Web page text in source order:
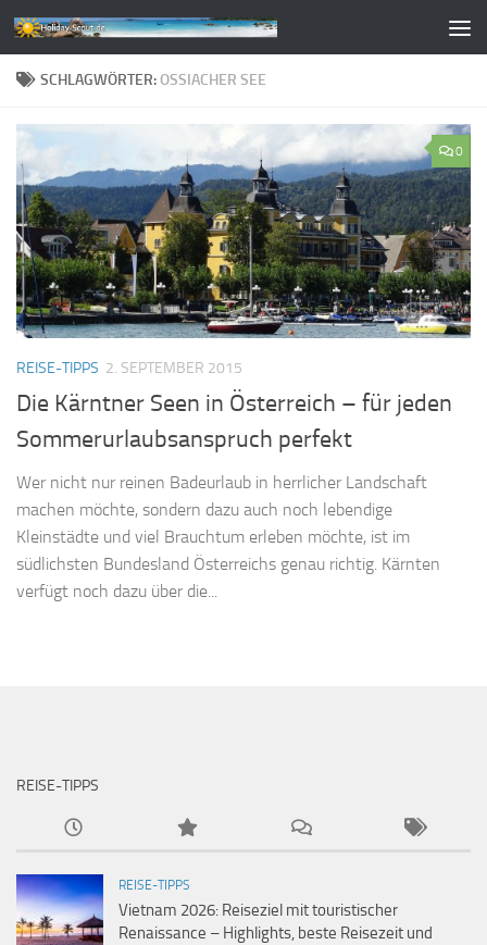
Zum Inhalt springen
SCHLAGWÖRTER:OSSIACHER SEE
0
REISE-TIPPS 2. SEPTEMBER 2015
Die Kärntner Seen in Österreich – für jeden
Sommerurlaubsanspruch perfekt
Wer nicht nur reinen Badeurlaub in herrlicher Landschaft
machen möchte, sondern dazu auch noch lebendige
Kleinstädte und viel Brauchtum erleben möchte, ist im
südlichsten Bundesland Österreichs genau richtig. Kärnten
verfügt noch dazu über die...
REISE-TIPPS
REISE-TIPPS
Vietnam 2026: Reiseziel mit touristischer
Renaissance – Highlights, beste Reisezeit und